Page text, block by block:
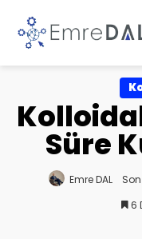
Süre
Emre DAL
6